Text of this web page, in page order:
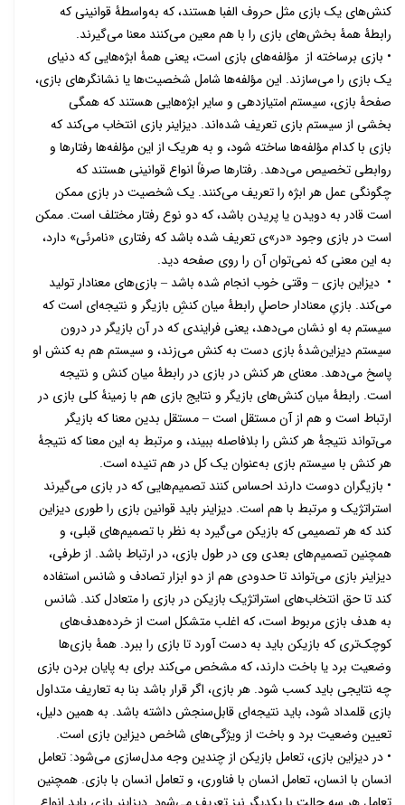
کنش‌های یک بازی مثل حروف الفبا هستند، که به‌واسطۀ قوانینی که
رابطۀ همۀ بخش‌های بازی را با هم معین می‌کنند معنا می‌گیرند.
• بازی برساخته از مؤلفه‌های بازی است، یعنی همۀ ابژه‌هایی که دنیای
یک بازی را می‌سازند. این مؤلفه‌ها شامل شخصیت‌ها یا نشانگرهای بازی،
صفحۀ بازی، سیستم‌ امتیازدهی و سایر ابژه‌هایی هستند که همگی
بخشی از سیستم بازی تعریف شده‌اند. دیزاینر بازی انتخاب می‌کند که
بازی با کدام مؤلفه‌ها ساخته شود، و به هریک از این مؤلفه‌ها رفتارها و
روابطی تخصیص می‌دهد. رفتارها صرفاً انواع قوانینی هستند که
چگونگی عمل هر ابژه را تعریف می‌کنند. یک شخصیت در بازی ممکن
است قادر به دویدن یا پریدن باشد، که دو نوع رفتار مختلف است. ممکن
است در بازی وجود «در»ی تعریف شده باشد که رفتاری «نامرئی» دارد،
به این معنی که نمی‌توان آن را روی صفحه دید.
• دیزاین بازی ‒ وقتی خوب انجام شده باشد ‒ بازی‌های معنادار تولید
می‌کند. بازیِ معنادار حاصلِ رابطۀ میان کنشِ بازیگر و نتیجه‌ای است که
سیستم به او نشان می‌دهد، یعنی فرایندی که در آن بازیگر در درون
سیستم دیزاین‌شدۀ بازی دست به کنش می‌زند، و سیستم هم به کنش او
پاسخ می‌دهد. معنای هر کنش در بازی در رابطۀ میان کنش و نتیجه
است. رابطۀ میان کنش‌های بازیگر و نتایج بازی هم با زمینۀ کلی بازی در
ارتباط است و هم از آن مستقل است ‒ مستقل بدین معنا که بازیگر
می‌تواند نتیجۀ هر کنش را بلافاصله ببیند، و مرتبط به این معنا که نتیجۀ
هر کنش با سیستم بازی به‌عنوان یک کل در هم تنیده است.
• بازیگران دوست دارند احساس کنند تصمیم‌هایی که در بازی می‌گیرند
استراتژیک و مرتبط با هم است. دیزاینر باید قوانین بازی را طوری دیزاین
کند که هر تصمیمی که بازیکن می‌گیرد به نظر با تصمیم‌های قبلی، و
همچنین تصمیم‌های بعدی وی در طول بازی، در ارتباط باشد. از طرفی،
دیزاینر بازی می‌تواند تا حدودی هم از دو ابزار تصادف و شانس استفاده
کند تا حق انتخاب‌های استراتژیک بازیکن در بازی را متعادل کند. شانس
به هدف بازی مربوط است، که اغلب متشکل است از خرده‌‌هدف‌های
کوچک‌تری که بازیکن باید به دست آورد تا بازی را ببرد. همۀ بازی‌ها
وضعیت برد یا باخت دارند، که مشخص می‌کند برای به پایان بردن بازی
چه نتایجی باید کسب شود. هر بازی، اگر قرار باشد بنا به تعاریف متداول
بازی قلمداد شود، باید نتیجه‌ای قابل‌سنجش داشته باشد. به همین دلیل،
تعیین وضعیت برد و باخت از ویژگی‌های شاخص دیزاین بازی است.
• در دیزاین بازی، تعامل بازیکن از چندین وجه مدل‌سازی می‌شود: تعامل
انسان با انسان، تعامل انسان با فناوری، و تعامل انسان با بازی. همچنین